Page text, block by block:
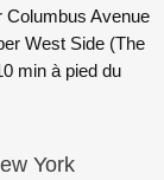
Columbus Avenue
West Side (The
min à pied du
York